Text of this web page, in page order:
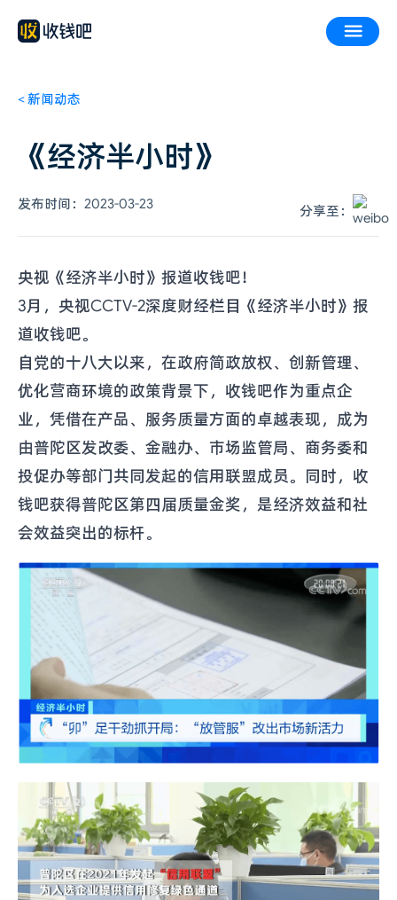
<新闻动态
《经济半小时》
发布时间： 2023-03-23 分享至：
央视《经济半小时》报道收钱吧！
3月，央视CCTV-2深度财经栏目《经济半小时》报
道收钱吧。
自党的十八大以来，在政府简政放权、创新管理、
优化营商环境的政策背景下，收钱吧作为重点企
业，凭借在产品、服务质量方面的卓越表现，成为
由普陀区发改委、金融办、市场监管局、商务委和
投促办等部门共同发起的信用联盟成员。同时，收
钱吧获得普陀区第四届质量金奖，是经济效益和社
会效益突出的标杆。